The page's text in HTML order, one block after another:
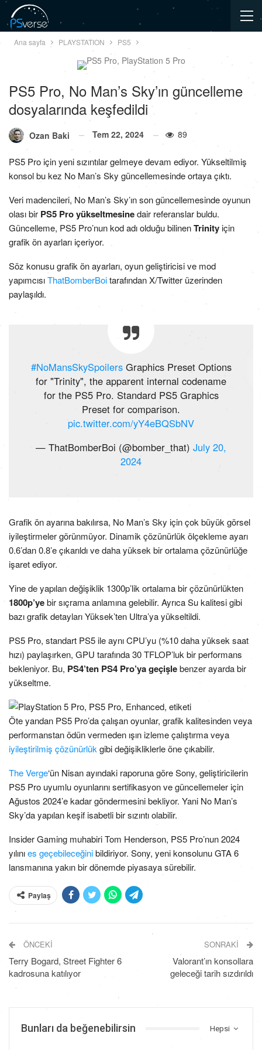
Ana sayfa PLAYSTATION PS5
PS5 Pro, No Man’s Sky’ın güncelleme
dosyalarında keşfedildi
Ozan Baki Tem 22, 2024 89
PS5 Pro için yeni sızıntılar gelmeye devam ediyor. Yükseltilmiş
konsol bu kez No Man’s Sky güncellemesinde ortaya çıktı.
Veri madencileri, No Man’s Sky’ın son güncellemesinde oyunun
olası bir PS5 Pro yükseltmesinedair referanslar buldu.
Güncelleme, PS5 Pro’nun kod adı olduğu bilinenTrinityiçin
grafik ön ayarları içeriyor.
Söz konusu grafik ön ayarları, oyun geliştiricisi ve mod
yapımcısıThatBomberBoitarafından X/Twitter üzerinden
paylaşıldı.
#NoMansSkySpoilersGraphics Preset Options
for "Trinity", the apparent internal codename
for the PS5 Pro. Standard PS5 Graphics
Preset for comparison.
pic.twitter.com/yY4eBQSbNV
— ThatBomberBoi (@bomber_that) July 20,
2024
Grafik ön ayarına bakılırsa, No Man’s Sky için çok büyük görsel
iyileştirmeler görünmüyor. Dinamik çözünürlük ölçekleme ayarı
0.6’dan 0.8’e çıkarıldı ve daha yüksek bir ortalama çözünürlüğe
işaret ediyor.
Yine de yapılan değişiklik 1300p’lik ortalama bir çözünürlükten
1800p’yebir sıçrama anlamına gelebilir. Ayrıca Su kalitesi gibi
bazı grafik detayları Yüksek’ten Ultra’ya yükseltildi.
PS5 Pro, standart PS5 ile aynı CPU’yu (%10 daha yüksek saat
hızı) paylaşırken, GPU tarafında 30 TFLOP’luk bir performans
bekleniyor. Bu, PS4’ten PS4 Pro’ya geçişlebenzer ayarda bir
yükseltme.
Öte yandan PS5 Pro’da çalışan oyunlar, grafik kalitesinden veya
performanstan ödün vermeden ışın izleme çalıştırma veya
iyileştirilmiş çözünürlükgibi değişikliklerle öne çıkabilir.
The Verge‘ün Nisan ayındaki raporuna göre Sony, geliştiricilerin
PS5 Pro uyumlu oyunlarını sertifikasyon ve güncellemeler için
Ağustos 2024’e kadar göndermesini bekliyor. Yani No Man’s
Sky’da yapılan keşif isabetli bir sızıntı olabilir.
Insider Gaming muhabiri Tom Henderson, PS5 Pro’nun 2024
yılınıes geçebileceğinibildiriyor. Sony, yeni konsolunu GTA 6
lansmanına yakın bir dönemde piyasaya sürebilir.
Paylaş
ÖNCEKI
Terry Bogard, Street Fighter 6
kadrosuna katılıyor
SONRAKI
Valorant’ın konsollara
geleceği tarih sızdırıldı
Hepsi
Bunları da beğenebilirsin